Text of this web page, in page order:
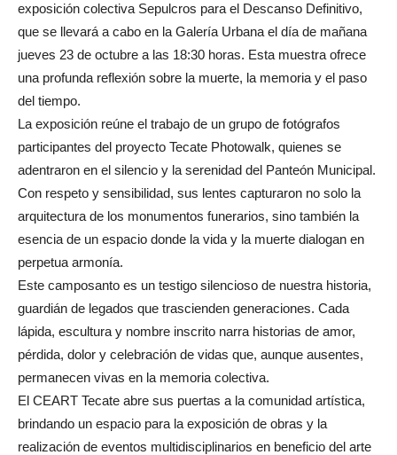
exposición colectiva Sepulcros para el Descanso Definitivo,
que se llevará a cabo en la Galería Urbana el día de mañana
jueves 23 de octubre a las 18:30 horas. Esta muestra ofrece
una profunda reflexión sobre la muerte, la memoria y el paso
del tiempo.
La exposición reúne el trabajo de un grupo de fotógrafos
participantes del proyecto Tecate Photowalk, quienes se
adentraron en el silencio y la serenidad del Panteón Municipal.
Con respeto y sensibilidad, sus lentes capturaron no solo la
arquitectura de los monumentos funerarios, sino también la
esencia de un espacio donde la vida y la muerte dialogan en
perpetua armonía.
Este camposanto es un testigo silencioso de nuestra historia,
guardián de legados que trascienden generaciones. Cada
lápida, escultura y nombre inscrito narra historias de amor,
pérdida, dolor y celebración de vidas que, aunque ausentes,
permanecen vivas en la memoria colectiva.
El CEART Tecate abre sus puertas a la comunidad artística,
brindando un espacio para la exposición de obras y la
realización de eventos multidisciplinarios en beneficio del arte